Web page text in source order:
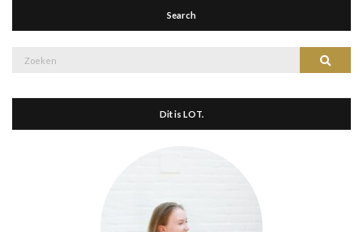
Search
Zoek
Dit is LOT.